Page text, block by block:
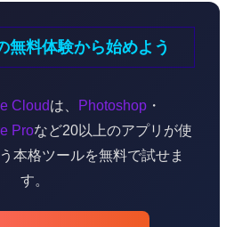
無料体験から始めよう
Cloudは、 Photoshop・
Proなど20以上のアプリが使
本格ツールを無料で試せま
す。